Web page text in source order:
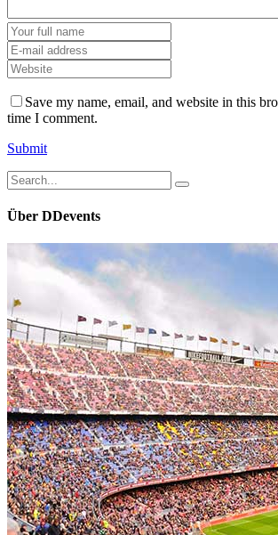
Save my name, email, and website in this
time I comment.
Submit
Search
for:
Über DDevents